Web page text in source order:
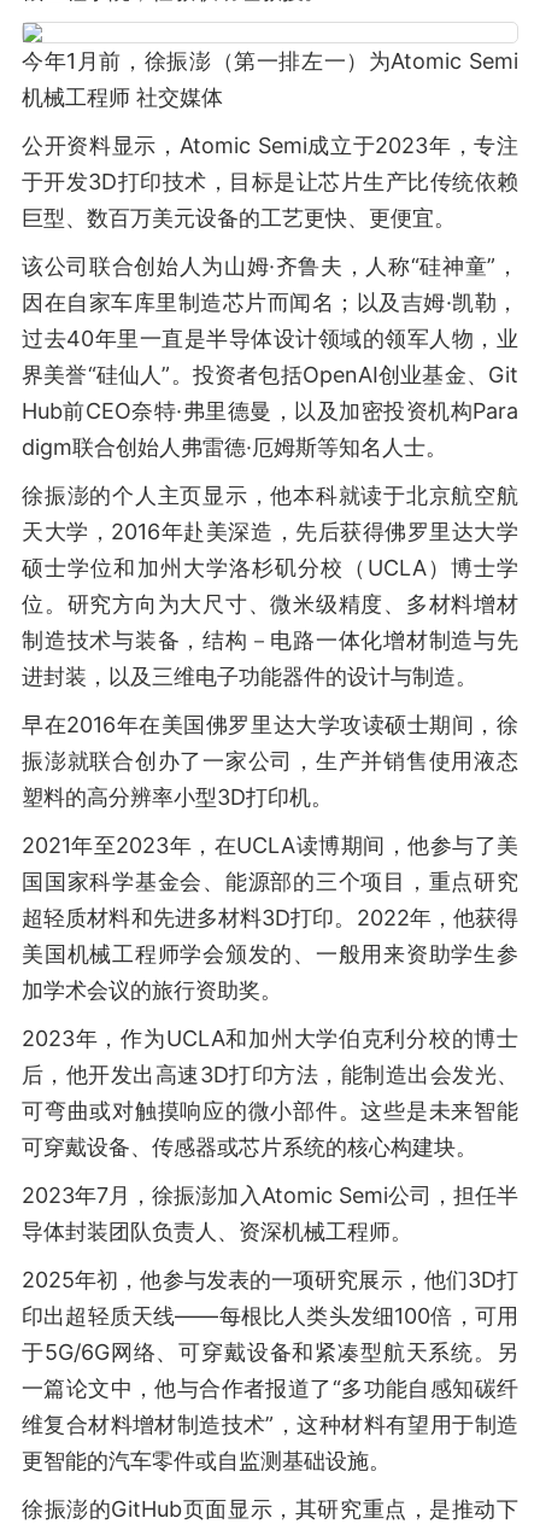
今年1月前，徐振澎（第一排左一）为Atomic Semi
机械工程师 社交媒体
公开资料显示，Atomic Semi成立于2023年，专注
于开发3D打印技术，目标是让芯片生产比传统依赖
巨型、数百万美元设备的工艺更快、更便宜。
该公司联合创始人为山姆·齐鲁夫，人称“硅神童”，
因在自家车库里制造芯片而闻名；以及吉姆·凯勒，
过去40年里一直是半导体设计领域的领军人物，业
界美誉“硅仙人”。投资者包括OpenAI创业基金、Git
Hub前CEO奈特·弗里德曼，以及加密投资机构Para
digm联合创始人弗雷德·厄姆斯等知名人士。
徐振澎的个人主页显示，他本科就读于北京航空航
天大学，2016年赴美深造，先后获得佛罗里达大学
硕士学位和加州大学洛杉矶分校（UCLA）博士学
位。研究方向为大尺寸、微米级精度、多材料增材
制造技术与装备，结构－电路一体化增材制造与先
进封装，以及三维电子功能器件的设计与制造。
早在2016年在美国佛罗里达大学攻读硕士期间，徐
振澎就联合创办了一家公司，生产并销售使用液态
塑料的高分辨率小型3D打印机。
2021年至2023年，在UCLA读博期间，他参与了美
国国家科学基金会、能源部的三个项目，重点研究
超轻质材料和先进多材料3D打印。2022年，他获得
美国机械工程师学会颁发的、一般用来资助学生参
加学术会议的旅行资助奖。
2023年，作为UCLA和加州大学伯克利分校的博士
后，他开发出高速3D打印方法，能制造出会发光、
可弯曲或对触摸响应的微小部件。这些是未来智能
可穿戴设备、传感器或芯片系统的核心构建块。
2023年7月，徐振澎加入Atomic Semi公司，担任半
导体封装团队负责人、资深机械工程师。
2025年初，他参与发表的一项研究展示，他们3D打
印出超轻质天线——每根比人类头发细100倍，可用
于5G/6G网络、可穿戴设备和紧凑型航天系统。另
一篇论文中，他与合作者报道了“多功能自感知碳纤
维复合材料增材制造技术”，这种材料有望用于制造
更智能的汽车零件或自监测基础设施。
徐振澎的GitHub页面显示，其研究重点，是推动下